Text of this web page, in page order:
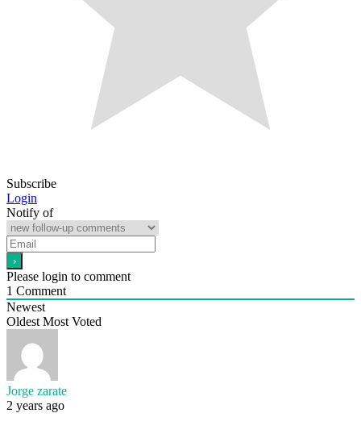
Subscribe
Login
Notify of
Please login to comment
1 Comment
Newest
Oldest Most Voted
Jorge zarate
2 years ago